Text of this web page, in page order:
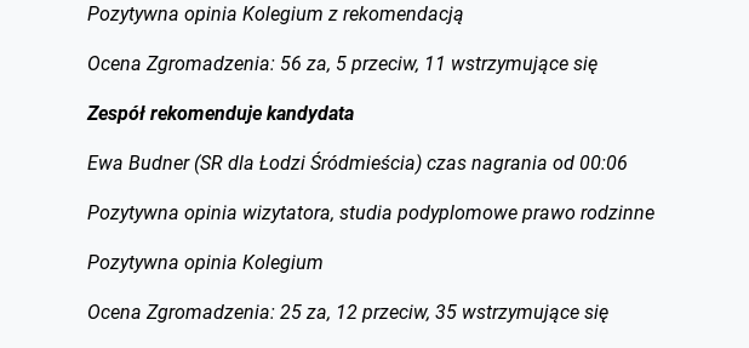
Pozytywna opinia Kolegium z rekomendacją
Ocena Zgromadzenia: 56 za, 5 przeciw, 11 wstrzymujące się
Zespół rekomenduje kandydata
Ewa Budner (SR dla Łodzi Śródmieścia) czas nagrania od 00:06
Pozytywna opinia wizytatora, studia podyplomowe prawo rodzinne
Pozytywna opinia Kolegium
Ocena Zgromadzenia: 25 za, 12 przeciw, 35 wstrzymujące się